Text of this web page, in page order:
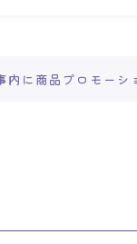
内に商品プロモーシ